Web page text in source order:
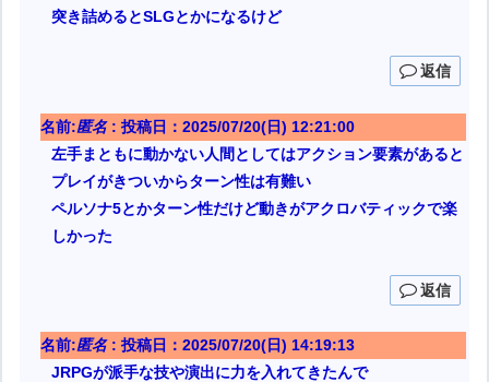
突き詰めるとSLGとかになるけど
返信
名前:匿名: 投稿日：2025/07/20(日) 12:21:00
左手まともに動かない人間としてはアクション要素があると
プレイがきついからターン性は有難い
ペルソナ5とかターン性だけど動きがアクロバティックで楽
しかった
返信
名前:匿名: 投稿日：2025/07/20(日) 14:19:13
JRPGが派手な技や演出に力を入れてきたんで